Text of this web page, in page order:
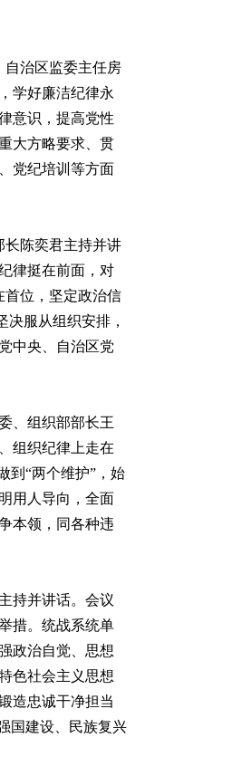
治区监委主任房
学好廉洁纪律永
意识，提高党性
大方略要求、贯
党纪培训等方面
陈奕君主持并讲
律挺在前面，对
首位，坚定政治信
服从组织安排，
中央、自治区党
、组织部部长王
组织纪律上走在
到“两个维护”，始
用人导向，全面
本领，同各种违
持并讲话。会议
措。统战系统单
政治自觉、思想
色社会主义思想
造忠诚干净担当
国建设、民族复兴